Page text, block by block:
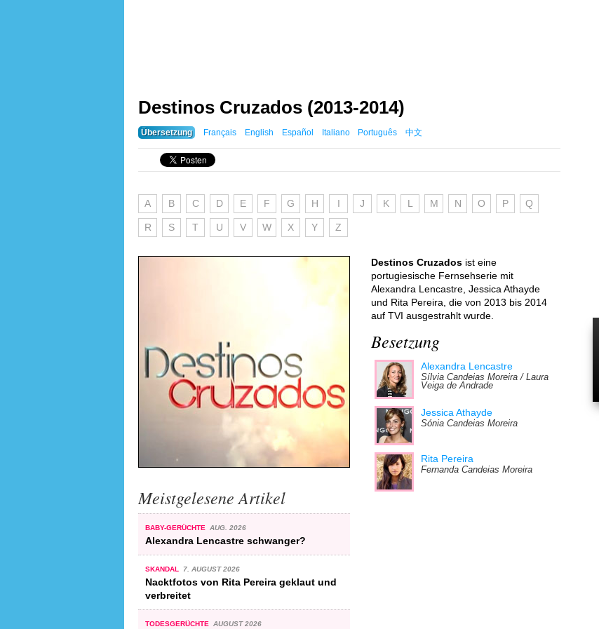
Destinos Cruzados (2013-2014)
Übersetzung Français English Español Italiano Português 中文
A B C D E F G H I J K L M N O P Q
R S T U V W X Y Z
Meistgelesene Artikel
BABY-GERÜCHTE AUG. 2026
Alexandra Lencastre schwanger?
SKANDAL 7. AUGUST 2026
Nacktfotos von Rita Pereira geklaut und
verbreitet
TODESGERÜCHTE AUGUST 2026
Destinos Cruzados ist eine
portugiesische Fernsehserie mit
Alexandra Lencastre, Jessica Athayde
und Rita Pereira, die von 2013 bis 2014
auf TVI ausgestrahlt wurde.
Besetzung
Alexandra Lencastre
Sílvia Candeias Moreira / Laura
Veiga de Andrade
Jessica Athayde
Sónia Candeias Moreira
Rita Pereira
Fernanda Candeias Moreira